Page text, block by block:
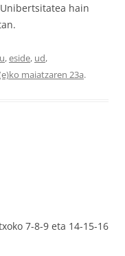
hain
,eside, ud,
maiatzaren 23a.
7-8-9 eta 14-15-16